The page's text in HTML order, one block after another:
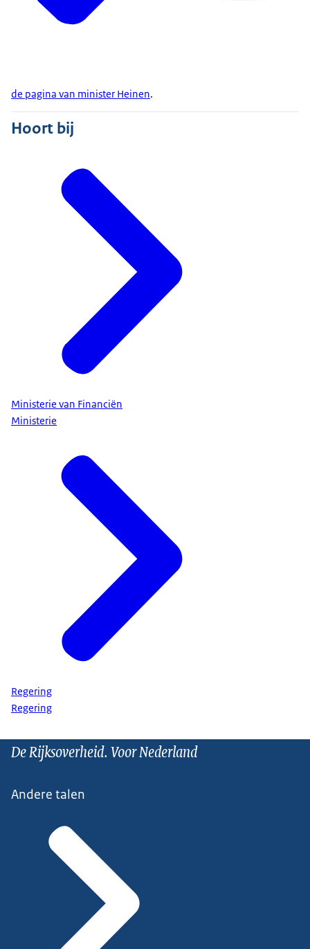
de pagina van minister Heinen.
Hoort bij
Ministerie van Financiën
Ministerie
Regering
Regering
De Rijksoverheid. Voor Nederland
Andere talen